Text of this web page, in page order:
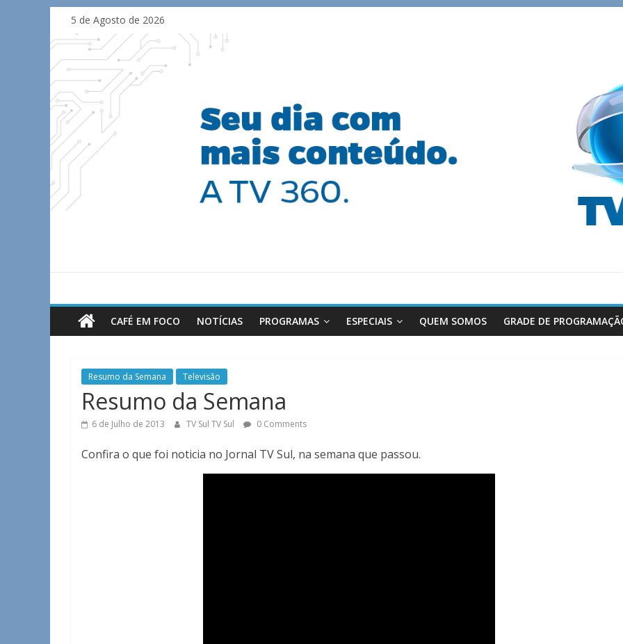
content
5 de Agosto de 2026
TV
Sul
Notícias
de
Guaxupé
CAFÉ EM FOCO NOTÍCIAS PROGRAMAS ESPECIAIS QUEM SOMOS GRADE DE
Resumo da Semana Televisão
Resumo da Semana
6 de Julho de 2013 TV Sul TV Sul 0 Comments
Confira o que foi noticia no Jornal TV Sul, na semana que passou.